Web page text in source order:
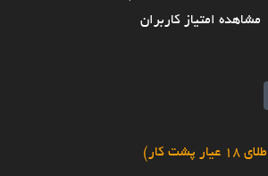
مشاهده امتیاز کاربران